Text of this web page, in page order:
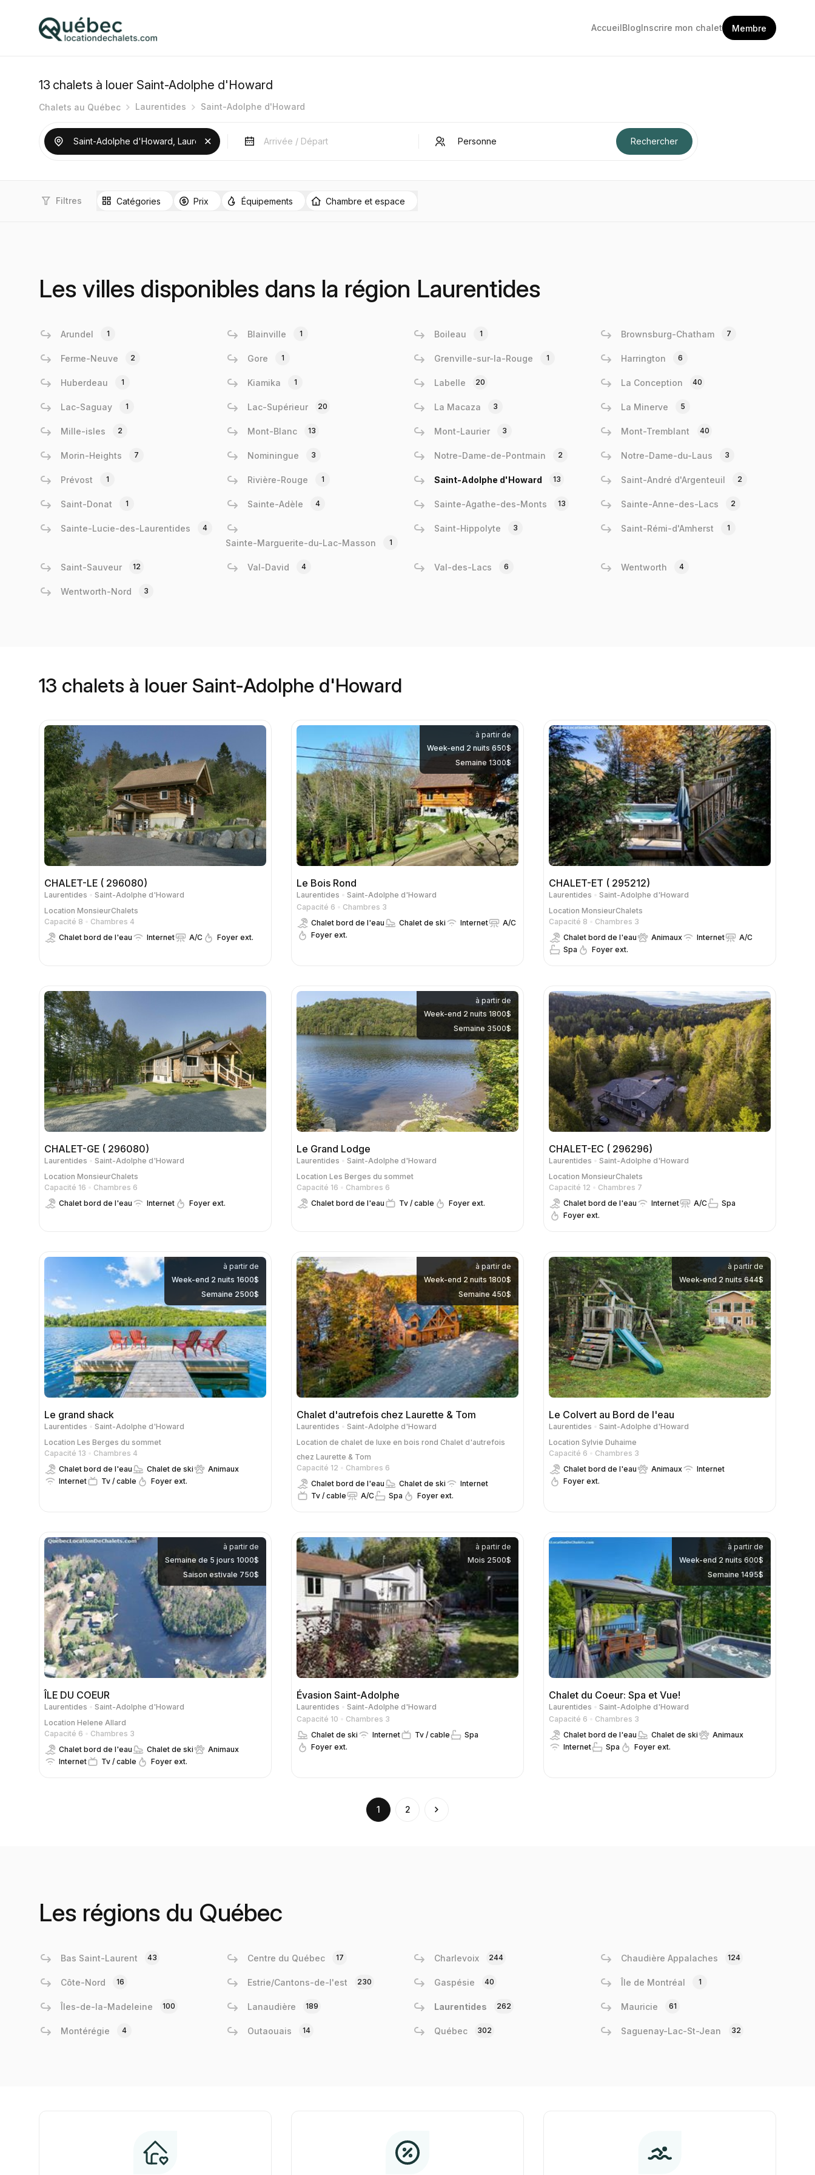
AccueilBlogInscrire mon chalet Membre
13 chalets à louer Saint-Adolphe d'Howard
Chalets au Québec Laurentides Saint-Adolphe d'Howard
Filtres Catégories Prix Équipements Chambre et espace
Les villes disponibles dans la région Laurentides
Arundel 1 Blainville 1 Boileau 1 Brownsburg-Chatham 7
Ferme-Neuve 2 Gore 1 Grenville-sur-la-Rouge 1 Harrington 6
Huberdeau 1 Kiamika 1 Labelle 20 La Conception 40
Lac-Saguay 1 Lac-Supérieur 20 La Macaza 3 La Minerve 5
Mille-isles 2 Mont-Blanc 13 Mont-Laurier 3 Mont-Tremblant 40
Morin-Heights 7 Nominingue 3 Notre-Dame-de-Pontmain 2 Notre-Dame-du-Laus 3
Prévost 1 Rivière-Rouge 1 Saint-Adolphe d'Howard 13 Saint-André d'Argenteuil 2
Saint-Donat 1 Sainte-Adèle 4 Sainte-Agathe-des-Monts 13 Sainte-Anne-des-Lacs 2
Sainte-Lucie-des-Laurentides 4
Sainte-Marguerite-du-Lac-Masson 1
Saint-Hippolyte 3 Saint-Rémi-d'Amherst 1
Saint-Sauveur 12 Val-David 4 Val-des-Lacs 6 Wentworth 4
Wentworth-Nord 3
13 chalets à louer Saint-Adolphe d'Howard
CHALET-LE ( 296080)
Laurentides
Saint-Adolphe d'Howard
Location MonsieurChalets
Capacité 8
Chambres 4
Chalet bord de l'eau
Internet A/C Foyer ext.
à partir de
Week-end 2 nuits 650$
Semaine 1300$
Le Bois Rond
Laurentides
Saint-Adolphe d'Howard
Capacité 6
Chambres 3
Chalet bord de l'eau
Chalet de ski Internet
A/C
Foyer ext.
CHALET-ET ( 295212)
Laurentides
Saint-Adolphe d'Howard
Location MonsieurChalets
Capacité 8
Chambres 3
Chalet bord de l'eau
Animaux Internet
A/C
Spa
Foyer ext.
CHALET-GE ( 296080)
Laurentides
Saint-Adolphe d'Howard
Location MonsieurChalets
Capacité 16
Chambres 6
Chalet bord de l'eau
Internet Foyer ext.
à partir de
Week-end 2 nuits 1800$
Semaine 3500$
Le Grand Lodge
Laurentides
Saint-Adolphe d'Howard
Location Les Berges du sommet
Capacité 16
Chambres 6
Chalet bord de l'eau
Tv / cable Foyer ext.
CHALET-EC ( 296296)
Laurentides
Saint-Adolphe d'Howard
Location MonsieurChalets
Capacité 12
Chambres 7
Chalet bord de l'eau
Internet A/C
Spa
Foyer ext.
à partir de
Week-end 2 nuits 1600$
Semaine 2500$
Le grand shack
Laurentides
Saint-Adolphe d'Howard
Location Les Berges du sommet
Capacité 13
Chambres 4
Chalet bord de l'eau
Chalet de ski
Animaux
Internet
Tv / cable Foyer ext.
à partir de
Week-end 2 nuits 1800$
Semaine 450$
Chalet d'autrefois chez Laurette & Tom
Laurentides
Saint-Adolphe d'Howard
Location de chalet de luxe en bois rond Chalet d'autrefois
chez Laurette & Tom
Capacité 12
Chambres 6
Chalet bord de l'eau
Chalet de ski
Internet
Tv / cable
A/C Spa Foyer ext.
à partir de
Week-end 2 nuits 644$
Le Colvert au Bord de l'eau
Laurentides
Saint-Adolphe d'Howard
Location Sylvie Duhaime
Capacité 6
Chambres 3
Chalet bord de l'eau
Animaux
Internet
Foyer ext.
à partir de
Semaine de 5 jours 1000$
Saison estivale 750$
ÎLE DU COEUR
Laurentides
Saint-Adolphe d'Howard
Location Helene Allard
Capacité 6
Chambres 3
Chalet bord de l'eau
Chalet de ski
Animaux
Internet
Tv / cable Foyer ext.
à partir de
Mois 2500$
Évasion Saint-Adolphe
Laurentides
Saint-Adolphe d'Howard
Capacité 10
Chambres 3
Chalet de ski
Internet Tv / cable
Spa
Foyer ext.
à partir de
Week-end 2 nuits 600$
Semaine 1495$
Chalet du Coeur: Spa et Vue!
Laurentides
Saint-Adolphe d'Howard
Capacité 6
Chambres 3
Chalet bord de l'eau
Chalet de ski
Animaux
Internet
Spa Foyer ext.
1
(current) 2
Les régions du Québec
Bas Saint-Laurent 43 Centre du Québec 17 Charlevoix 244 Chaudière Appalaches 124
Côte-Nord 16 Estrie/Cantons-de-l'est 230 Gaspésie 40 Île de Montréal 1
Îles-de-la-Madeleine 100 Lanaudière 189 Laurentides 262 Mauricie 61
Montérégie 4 Outaouais 14 Québec 302 Saguenay-Lac-St-Jean 32